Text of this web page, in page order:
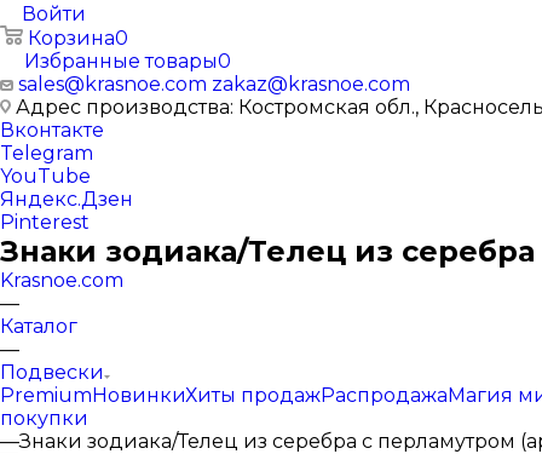
Войти
Корзина0
Избранные товары0
sales@krasnoe.com zakaz@krasnoe.com
Адрес производства: Костромская обл.,
Вконтакте
Telegram
YouTube
Яндекс.Дзен
Pinterest
Знаки зодиака/Телец из
Krasnoe.com
—
Каталог
—
Подвески
PremiumНовинкиХиты продажРаспродажаМагия
покупки
—Знаки зодиака/Телец из серебра с перламутром